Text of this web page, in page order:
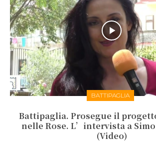
BATTIPAGLIA
Battipaglia. Prosegue il
nelle Rose. L’intervista a
(Video)